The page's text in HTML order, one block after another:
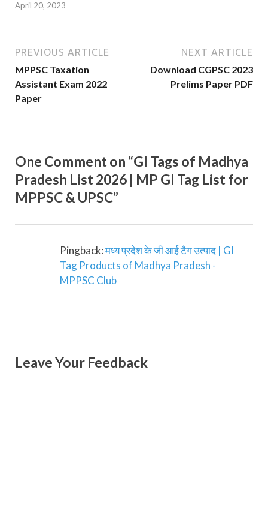
April 20, 2023
PREVIOUS ARTICLE
MPPSC Taxation
Assistant Exam 2022
Paper
NEXT ARTICLE
Download CGPSC 2023
Prelims Paper PDF
One Comment on “GI Tags of Madhya
Pradesh List 2026 | MP GI Tag List for
MPPSC & UPSC”
Pingback:मध्य प्रदेश के जी आई टैग उत्पाद | GI
Tag Products of Madhya Pradesh -
MPPSC Club
Leave Your Feedback